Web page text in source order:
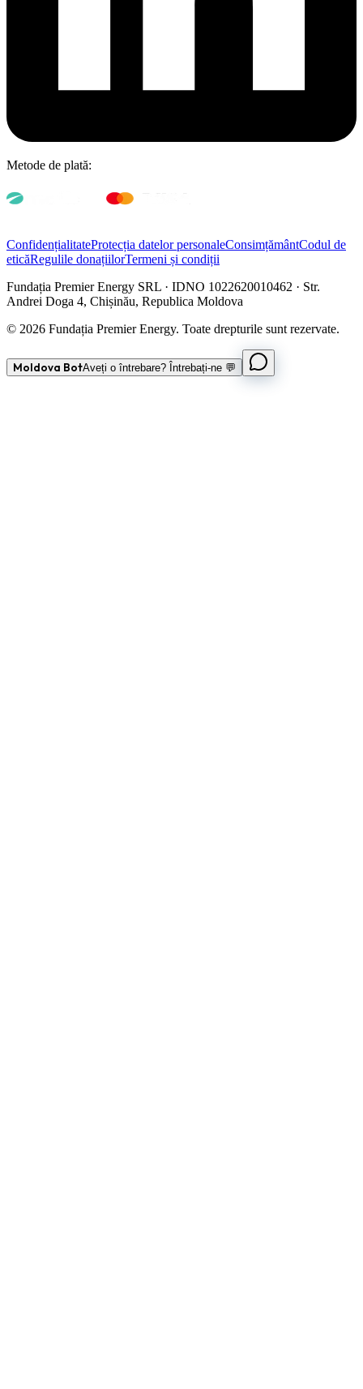
Metode de plată:
ConfidențialitateProtecția datelor personaleConsimțământCodul de
eticăRegulile donațiilorTermeni și condiții
Fundația Premier Energy SRL · IDNO 1022620010462 · Str.
Andrei Doga 4, Chișinău, Republica Moldova
© 2026 Fundația Premier Energy. Toate drepturile sunt rezervate.
Moldova BotAveți o întrebare? Întrebați-ne 💬